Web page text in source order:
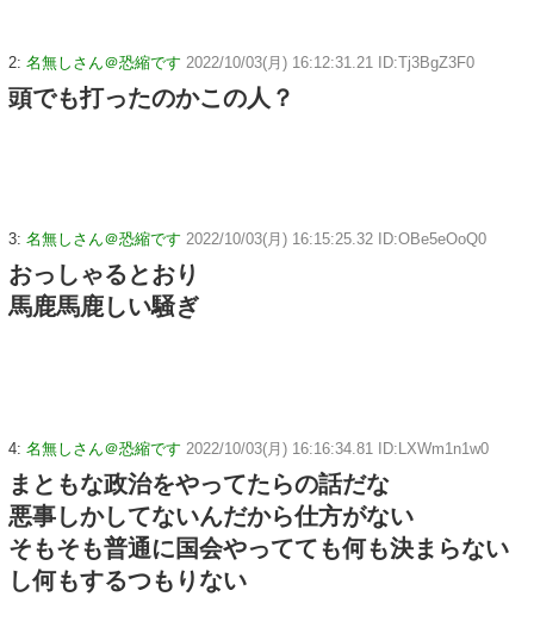
2: 名無しさん＠恐縮です 2022/10/03(月) 16:12:31.21 ID:Tj3BgZ3F0
頭でも打ったのかこの人？
3: 名無しさん＠恐縮です 2022/10/03(月) 16:15:25.32 ID:OBe5eOoQ0
おっしゃるとおり
馬鹿馬鹿しい騒ぎ
4: 名無しさん＠恐縮です 2022/10/03(月) 16:16:34.81 ID:LXWm1n1w0
まともな政治をやってたらの話だな
悪事しかしてないんだから仕方がない
そもそも普通に国会やってても何も決まらない
し何もするつもりない